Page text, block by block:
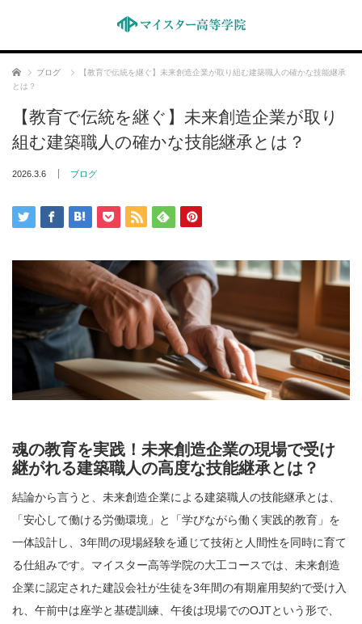
ホーム ブログ
【教育で伝統を継ぐ】未来創造企業が取り組む建築職人の確かな技能継承
とは？
【教育で伝統を継ぐ】未来創造企業が取り
組む建築職人の確かな技能継承とは？
2026.3.6 ブログ
魂の教育を実践！未来創造企業の現場で受け
継がれる建築職人の高度な技能継承とは？
結論から言うと、未来創造企業による建築職人の技能継承とは、
「安心して働ける労働環境」と「学びながら働く実践的教育」を
一体設計し、3年間の現場経験を通じて技術と人間性を同時に育て
る仕組みです。マイスター高等学院の大工コースでは、未来創造
企業に認定された建設会社が生徒を3年間の有期雇用契約で受け入
れ、午前中は座学と基礎訓練、午後は現場でのOJTという形で、